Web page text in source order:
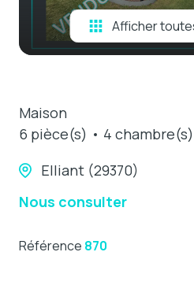
Afficher
Maison
6 pièce(s)
4 chambre(s)
Elliant (29370)
Nous consulter
Référence 870